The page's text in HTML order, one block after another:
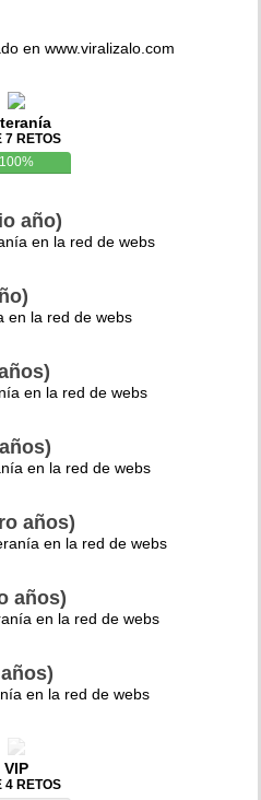
en www.viralizalo.com
7 RETOS
100%
año)
en la red de webs
en la red de webs
en la red de webs
en la red de webs
años)
en la red de webs
años)
en la red de webs
en la red de webs
VIP
4 RETOS